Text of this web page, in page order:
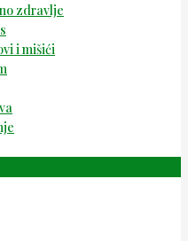
zdravlje
i mišići